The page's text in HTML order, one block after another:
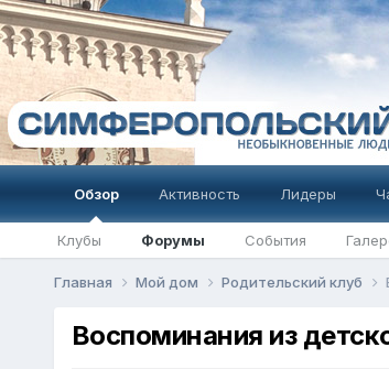
Обзор
Клубы Форумы События
Активность Лидеры
Главная Мой дом Родительский клуб
Воспоминания из